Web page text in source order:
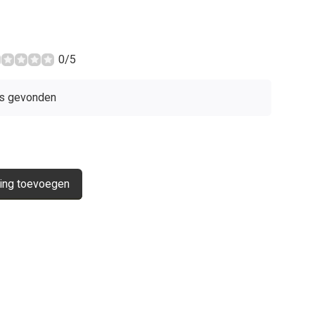
0/5
gevonden
toevoegen